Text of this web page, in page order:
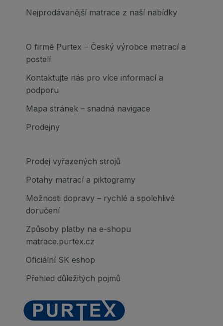
Nejprodávanější matrace z naší nabídky
O firmě Purtex – Český výrobce matrací a
postelí
Kontaktujte nás pro více informací a
podporu
Mapa stránek – snadná navigace
Prodejny
Prodej vyřazených strojů
Potahy matrací a piktogramy
Možnosti dopravy – rychlé a spolehlivé
doručení
Způsoby platby na e-shopu
matrace.purtex.cz
Oficiální SK eshop
Přehled důležitých pojmů